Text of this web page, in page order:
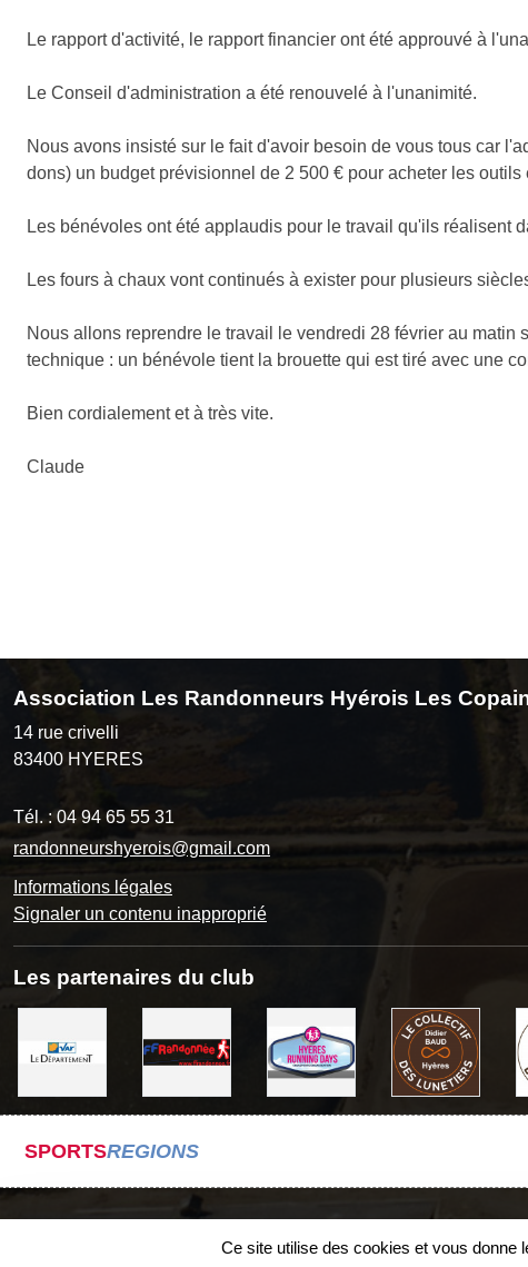
Le rapport d'activité, le rapport financier ont été approuvé à
Le Conseil d'administration a été renouvelé à l'unanimité.
Nous avons insisté sur le fait d'avoir besoin de vous tous car
dons) un budget prévisionnel de 2 500 € pour acheter les outils
Les bénévoles ont été applaudis pour le travail qu'ils réalisent
Les fours à chaux vont continués à exister pour plusieurs
Nous allons reprendre le travail le vendredi 28 février au
technique : un bénévole tient la brouette qui est tiré avec une
Bien cordialement et à très vite.
Claude
Association Les Randonneurs Hyérois Les
14 rue crivelli
83400 HYERES
Tél. :04 94 65 55 31
randonneurshyerois@gmail.com
Informations légales
Signaler un contenu inapproprié
Les partenaires du club
SPORTSREGIONS
Ce site utilise des cookies et vous donne